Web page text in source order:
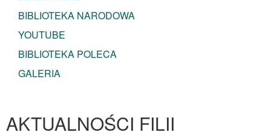
BIBLIOTEKA NARODOWA
YOUTUBE
BIBLIOTEKA POLECA
GALERIA
AKTUALNOŚCI FILII